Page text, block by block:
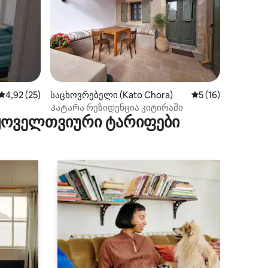
შეფასებაა 5‑დან 4,92, 25 მიმოხილვა
4,92 (25)
საცხოვრებელი (Kato Chora) საშუალო
5 (16)
Პატარა რეზიდენცია კიტირაში
ტარიფები